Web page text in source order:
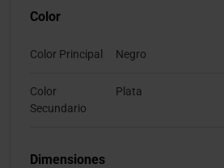
Color
Color Principal Negro
Color
Secundario
Plata
Dimensiones